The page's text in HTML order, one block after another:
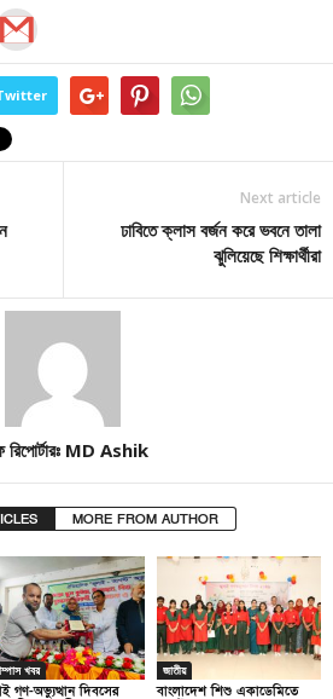
Next article
ঢাবিতে ক্লাস বর্জন করে ভবনে তালা
ঝুলিয়েছে শিক্ষার্থীরা
রিপোর্টারঃ MD Ashik
MORE FROM AUTHOR
খবর
গণ-অভ্যুত্থান দিবসের
জাতীয়
বাংলাদেশ শিশু একাডেমিতে